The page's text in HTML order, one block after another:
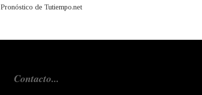
Pronóstico de Tutiempo.net
Contacto...